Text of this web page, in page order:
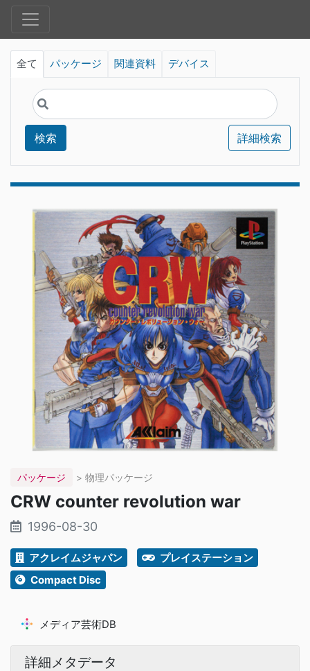
全て パッケージ 関連資料 デバイス
検索 詳細検索
パッケージ > 物理パッケージ
CRW counter revolution war
1996-08-30
アクレイムジャパン
プレイステーション
Compact Disc
メディア芸術DB
詳細メタデータ